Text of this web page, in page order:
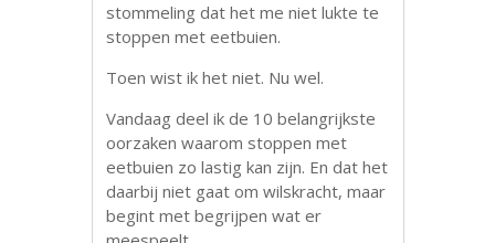
stommeling dat het me niet lukte te
stoppen met eetbuien.
Toen wist ik het niet. Nu wel.
Vandaag deel ik de 10 belangrijkste
oorzaken waarom stoppen met
eetbuien zo lastig kan zijn. En dat het
daarbij niet gaat om wilskracht, maar
begint met begrijpen wat er